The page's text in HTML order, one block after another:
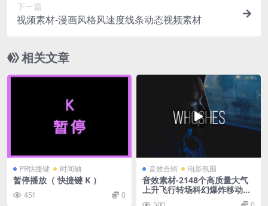
下一篇
视频素材-漫画风格风速度线条动态视频素材
相关文章
PR快捷键 时间轴
暂停播放（ 快捷键 K ）
451 0
音效合辑 电影氛围
音效素材-2148个高质量大气
上升飞行转场科幻爆炸移动掉
落环境氛围渲染音效 1950+ Ci